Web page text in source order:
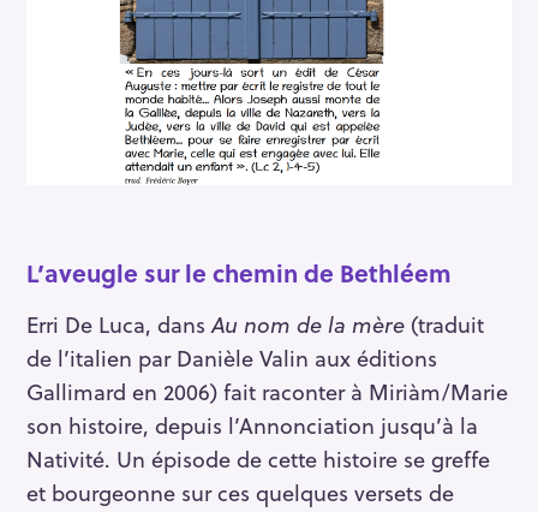
L’aveugle sur le chemin de Bethléem
Erri De Luca, dansAu nom de la mère (traduit
de l’italien par Danièle Valin aux éditions
Gallimard en 2006) fait raconter à Miriàm/Marie
son histoire, depuis l’Annonciation jusqu’à la
Nativité. Un épisode de cette histoire se greffe
et bourgeonne sur ces quelques versets de